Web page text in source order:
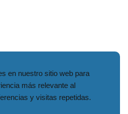
en nuestro sitio web para
más relevante al
y visitas repetidas.